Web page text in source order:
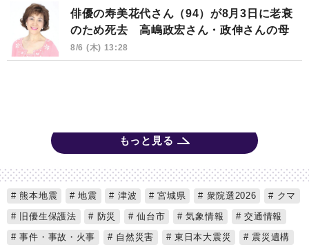
俳優の寿美花代さん（94）が8月3日に老衰
のため死去 高嶋政宏さん・政伸さんの母
8/6 (木) 13:28
もっと見る
熊本地震 地震 津波 宮城県 衆院選2026
クマ
旧優生保護法
防災 仙台市 気象情報
交通情報
事件・事故・火事
自然災害 東日本大震災
震災遺構